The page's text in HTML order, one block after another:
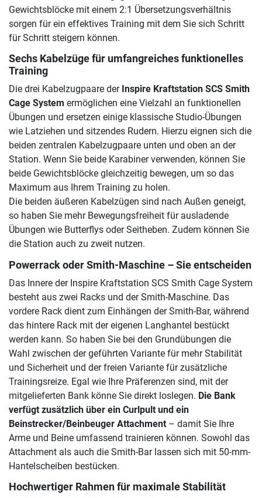
Gewichtsblöcke mit einem 2:1 Übersetzungsverhältnis
sorgen für ein effektives Training mit dem Sie sich Schritt
für Schritt steigern können.
Sechs Kabelzüge für umfangreiches funktionelles
Training
Die drei Kabelzugpaare der Inspire Kraftstation SCS Smith
Cage System ermöglichen eine Vielzahl an funktionellen
Übungen und ersetzen einige klassische Studio-Übungen
wie Latziehen und sitzendes Rudern. Hierzu eignen sich die
beiden zentralen Kabelzugpaare unten und oben an der
Station. Wenn Sie beide Karabiner verwenden, können Sie
beide Gewichtsblöcke gleichzeitig bewegen, um so das
Maximum aus Ihrem Training zu holen.
Die beiden äußeren Kabelzügen sind nach Außen geneigt,
so haben Sie mehr Bewegungsfreiheit für ausladende
Übungen wie Butterflys oder Seitheben. Zudem können Sie
die Station auch zu zweit nutzen.
Powerrack oder Smith-Maschine – Sie entscheiden
Das Innere der Inspire Kraftstation SCS Smith Cage System
besteht aus zwei Racks und der Smith-Maschine. Das
vordere Rack dient zum Einhängen der Smith-Bar, während
das hintere Rack mit der eigenen Langhantel bestückt
werden kann. So haben Sie bei den Grundübungen die
Wahl zwischen der geführten Variante für mehr Stabilität
und Sicherheit und der freien Variante für zusätzliche
Trainingsreize. Egal wie Ihre Präferenzen sind, mit der
mitgelieferten Bank könne Sie direkt loslegen. Die Bank
verfügt zusätzlich über ein Curlpult und ein
Beinstrecker/Beinbeuger Attachment – damit Sie Ihre
Arme und Beine umfassend trainieren können. Sowohl das
Attachment als auch die Smith-Bar lassen sich mit 50-mm-
Hantelscheiben bestücken.
Hochwertiger Rahmen für maximale Stabilität